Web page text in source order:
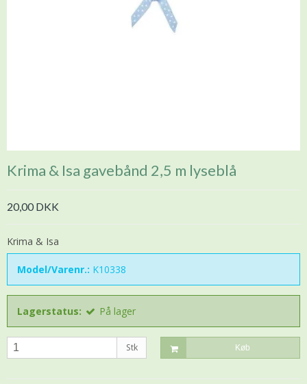
Krima & Isa gavebånd 2,5 m lyseblå
20,00 DKK
Krima & Isa
Model/Varenr.: K10338
Lagerstatus: På lager
Stk Køb